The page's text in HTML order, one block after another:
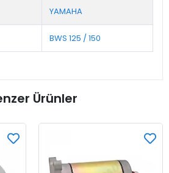
YAMAHA
BWS 125 / 150
Ürünler